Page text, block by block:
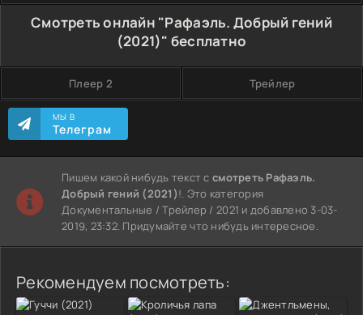
Смотреть онлайн "Рафаэль. Добрый гений
(2021)" бесплатно
Плеер 2 Трейлер
МЫ В
Телеграм
Пишем какой нибудь текст ссмотреть Рафаэль.
Добрый гений (2021)!. Это категория
Документальные / Трейлер / 2021 и добавлено 3-03-
2019, 23:32. Придумайте что нибудь интересное.
Рекомендуем посмотреть: